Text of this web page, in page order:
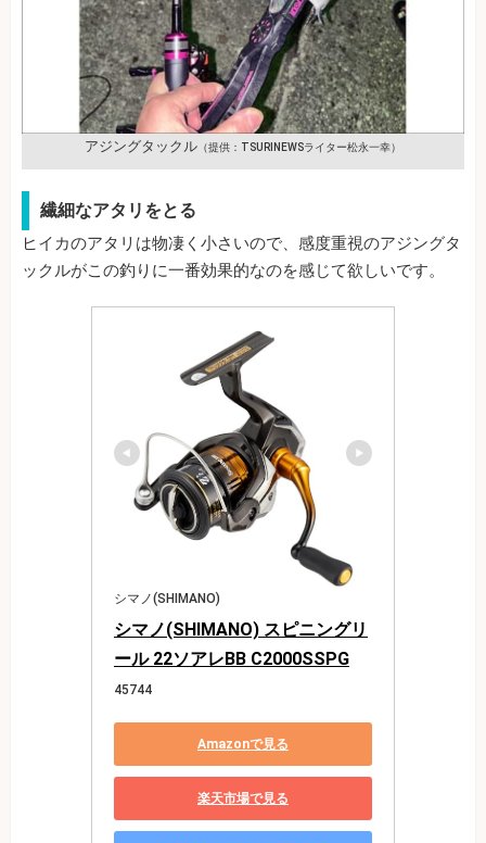
アジングタックル （提供：TSURINEWSライター松永一幸）
繊細なアタリをとる
ヒイカのアタリは物凄く小さいので、感度重視のアジングタ
ックルがこの釣りに一番効果的なのを感じて欲しいです。
シマノ(SHIMANO)
シマノ(SHIMANO) スピニングリ
ール 22ソアレBB C2000SSPG
45744
Amazonで見る
楽天市場で見る